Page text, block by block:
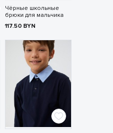
Чёрные школьные
брюки для мальчика
117.50 BYN